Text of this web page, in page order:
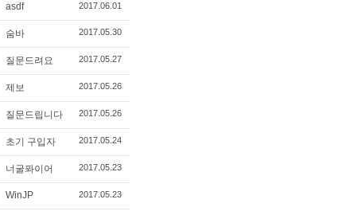
asdf 2017.06.01
숨바 2017.05.30
질문드려요 2017.05.27
제보 2017.05.26
질문드립니다 2017.05.26
초기 구입자 2017.05.24
너굴퐈이어 2017.05.23
WinJP 2017.05.23